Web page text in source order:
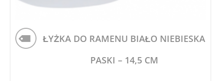
ŁYŻKA DO RAMENU BIAŁO NIEBIESKA
PASKI – 14,5 CM